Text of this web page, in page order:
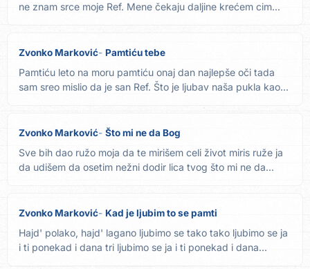
ne znam srce moje Ref. Mene čekaju daljine krećem cim...
Zvonko Marković Pamtiću tebe
Pamtiću leto na moru pamtiću onaj dan najlepše oči tada
sam sreo mislio da je san Ref. Što je ljubav naša pukla kao...
Zvonko Marković Što mi ne da Bog
Sve bih dao ružo moja da te mirišem celi život miris ruže ja
da udišem da osetim nežni dodir lica tvog što mi ne da...
Zvonko Marković Kad je ljubim to se pamti
Hajd' polako, hajd' lagano ljubimo se tako tako ljubimo se ja
i ti ponekad i dana tri ljubimo se ja i ti ponekad i dana...